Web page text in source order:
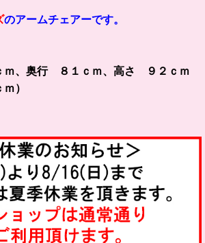
のアームチェアーです。
、奥行 ８１ｃｍ、高さ ９２ｃｍ
）